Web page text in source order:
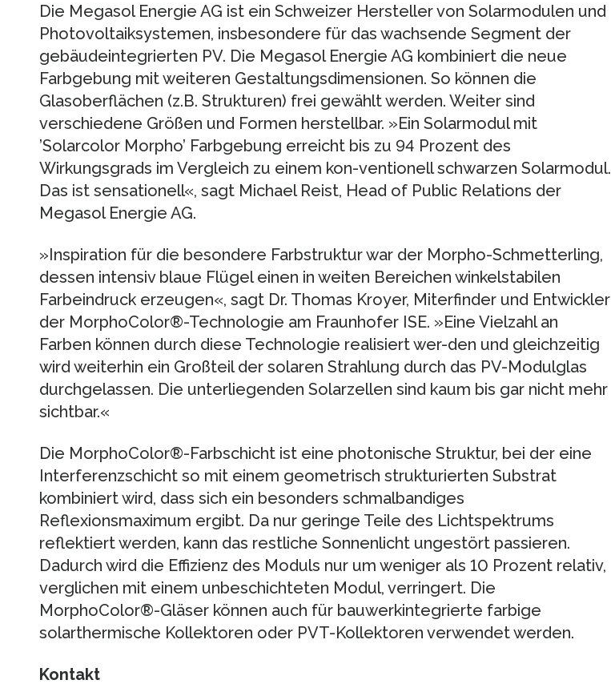
Die Megasol Energie AG ist ein Schweizer Hersteller von Solarmodulen und
Photovoltaiksystemen, insbesondere für das wachsende Segment der
gebäudeintegrierten PV. Die Megasol Energie AG kombiniert die neue
Farbgebung mit weiteren Gestaltungsdimensionen. So können die
Glasoberflächen (z.B. Strukturen) frei gewählt werden. Weiter sind
verschiedene Größen und Formen herstellbar. »Ein Solarmodul mit
’Solarcolor Morpho’ Farbgebung erreicht bis zu 94 Prozent des
Wirkungsgrads im Vergleich zu einem kon-ventionell schwarzen Solarmodul.
Das ist sensationell«, sagt Michael Reist, Head of Public Relations der
Megasol Energie AG.
»Inspiration für die besondere Farbstruktur war der Morpho-Schmetterling,
dessen intensiv blaue Flügel einen in weiten Bereichen winkelstabilen
Farbeindruck erzeugen«, sagt Dr. Thomas Kroyer, Miterfinder und Entwickler
der MorphoColor®-Technologie am Fraunhofer ISE. »Eine Vielzahl an
Farben können durch diese Technologie realisiert wer-den und gleichzeitig
wird weiterhin ein Großteil der solaren Strahlung durch das PV-Modulglas
durchgelassen. Die unterliegenden Solarzellen sind kaum bis gar nicht mehr
sichtbar.«
Die MorphoColor®-Farbschicht ist eine photonische Struktur, bei der eine
Interferenzschicht so mit einem geometrisch strukturierten Substrat
kombiniert wird, dass sich ein besonders schmalbandiges
Reflexionsmaximum ergibt. Da nur geringe Teile des Lichtspektrums
reflektiert werden, kann das restliche Sonnenlicht ungestört passieren.
Dadurch wird die Effizienz des Moduls nur um weniger als 10 Prozent relativ,
verglichen mit einem unbeschichteten Modul, verringert. Die
MorphoColor®-Gläser können auch für bauwerkintegrierte farbige
solarthermische Kollektoren oder PVT-Kollektoren verwendet werden.
Kontakt